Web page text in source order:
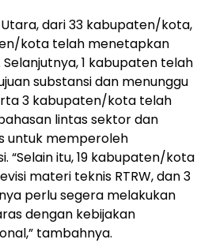
dari 33 kabupaten/kota,
kota telah menetapkan
Selanjutnya, 1 kabupaten telah
substansi dan menunggu
3 kabupaten/kota telah
lintas sektor dan
untuk memperoleh
“Selain itu, 19 kabupaten/kota
materi teknis RTRW, dan 3
perlu segera melakukan
dengan kebijakan
tambahnya.